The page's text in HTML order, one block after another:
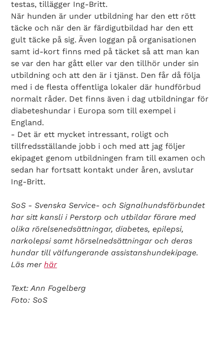
Search Diabetes Wellness Sverige
testas, tillägger Ing-Britt.
När hunden är under utbildning har den ett rött
täcke och när den är färdigutbildad har den ett
gult täcke på sig. Även loggan på organisationen
samt id-kort finns med på täcket så att man kan
se var den har gått eller var den tillhör under sin
utbildning och att den är i tjänst. Den får då följa
med i de flesta offentliga lokaler där hundförbud
normalt råder. Det finns även i dag utbildningar för
diabeteshundar i Europa som till exempel i
England.
- Det är ett mycket intressant, roligt och
tillfredsställande jobb i och med att jag följer
ekipaget genom utbildningen fram till examen och
sedan har fortsatt kontakt under åren, avslutar
Ing-Britt.
SoS - Svenska Service- och Signalhundsförbundet
har sitt kansli i Perstorp och utbildar förare med
olika rörelsenedsättningar, diabetes, epilepsi,
narkolepsi samt hörselnedsättningar och deras
hundar till välfungerande assistanshundekipage.
Läs merhär
Text: Ann Fogelberg
Foto: SoS